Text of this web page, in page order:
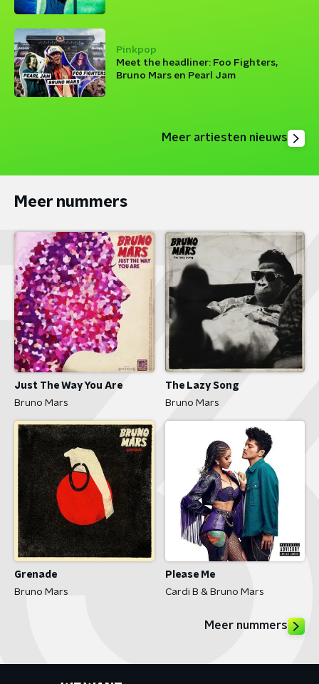
Pinkpop
Meet the headliner: Foo Fighters,
Bruno Mars en Pearl Jam
Meer artiesten nieuws
Meer nummers
Just The Way You Are
Bruno Mars
The Lazy Song
Bruno Mars
Grenade
Bruno Mars
Please Me
Cardi B & Bruno Mars
Meer nummers